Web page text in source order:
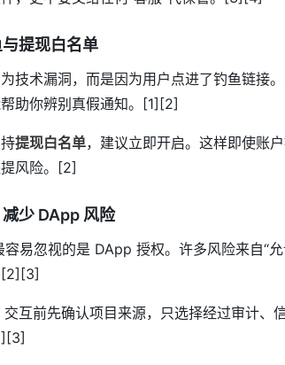
提现白名单
技术漏洞，而是因为用户点进了钓鱼链接
助你辨别真假通知。[1][2]
提现白名单，建议立即开启。这样即使账
风险。[2]
少 DApp 风险
易忽视的是 DApp 授权。许多风险来自“
[2][3]
互前先确认项目来源，只选择经过审计、